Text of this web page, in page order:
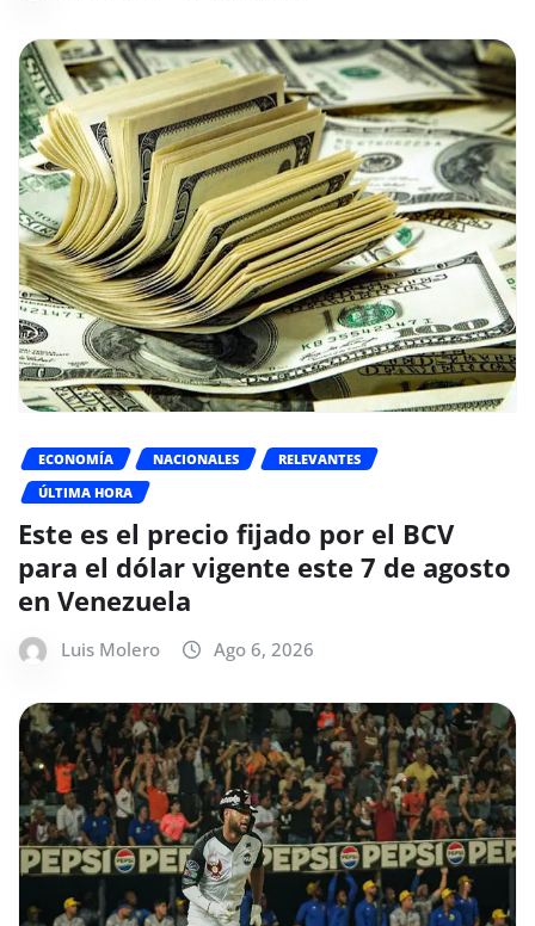
ECONOMÍA NACIONALES
RELEVANTES
ÚLTIMA HORA
Este es el precio fijado por el BCV
para el dólar vigente este 7 de agosto
en Venezuela
Luis Molero Ago 6, 2026